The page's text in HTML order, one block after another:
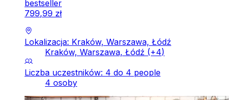
bestseller
799,99 zł
Lokalizacja: Kraków, Warszawa, Łódź
Kraków, Warszawa, Łódź (+4)
Liczba uczestników: 4 do 4 people
4 osoby